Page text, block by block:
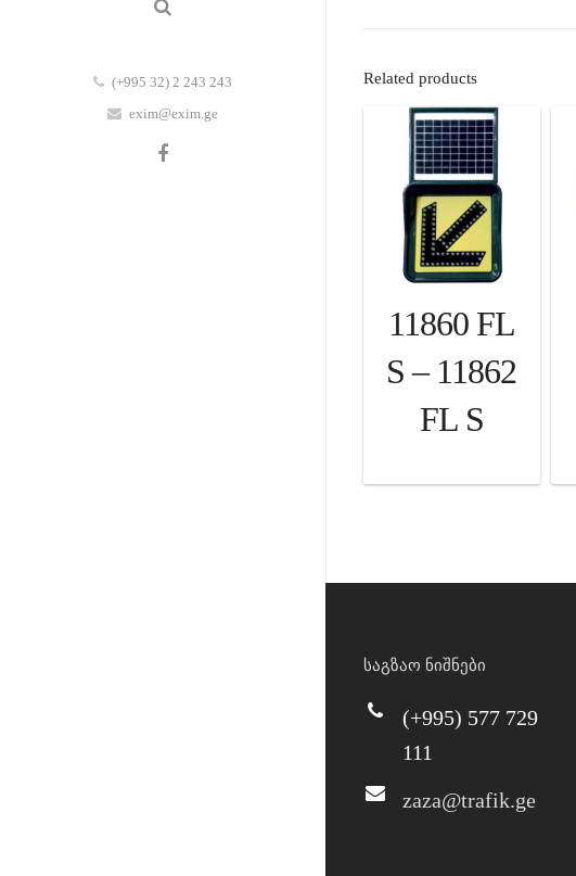
(+995 32) 2 243 243
exim@exim.ge
Related products
11860 FL
S – 11862
FL S
საგზაო ნიშნები
(+995) 577 729
111
zaza@trafik.ge